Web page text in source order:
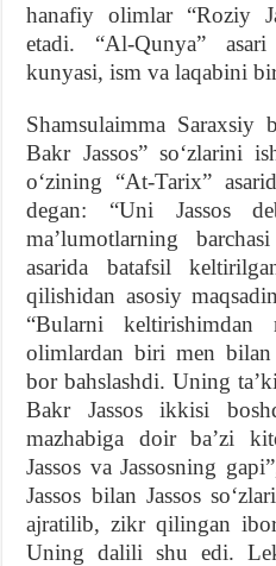
hanafiy olimlar “Roziy
etadi. “Al-Qunya”
kunyasi, ism va laqabini
Shamsulaimma Saraxsiy
Bakr Jassos” so‘zlarini
o‘zining “At-Tarix”
degan: “Uni Jassos
ma’lumotlarning
asarida batafsil
qilishidan asosiy
“Bularni keltirishimdan
olimlardan biri men
bor bahslashdi. Uning
Bakr Jassos ikkisi
mazhabiga doir ba’zi
Jassos va Jassosning
Jassos bilan Jassos
ajratilib, zikr qilingan
Uning dalili shu edi.